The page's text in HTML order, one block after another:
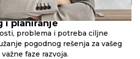
i planiranje
problema i potreba ciljne
pogodnog rešenja za vašeg
faze razvoja.